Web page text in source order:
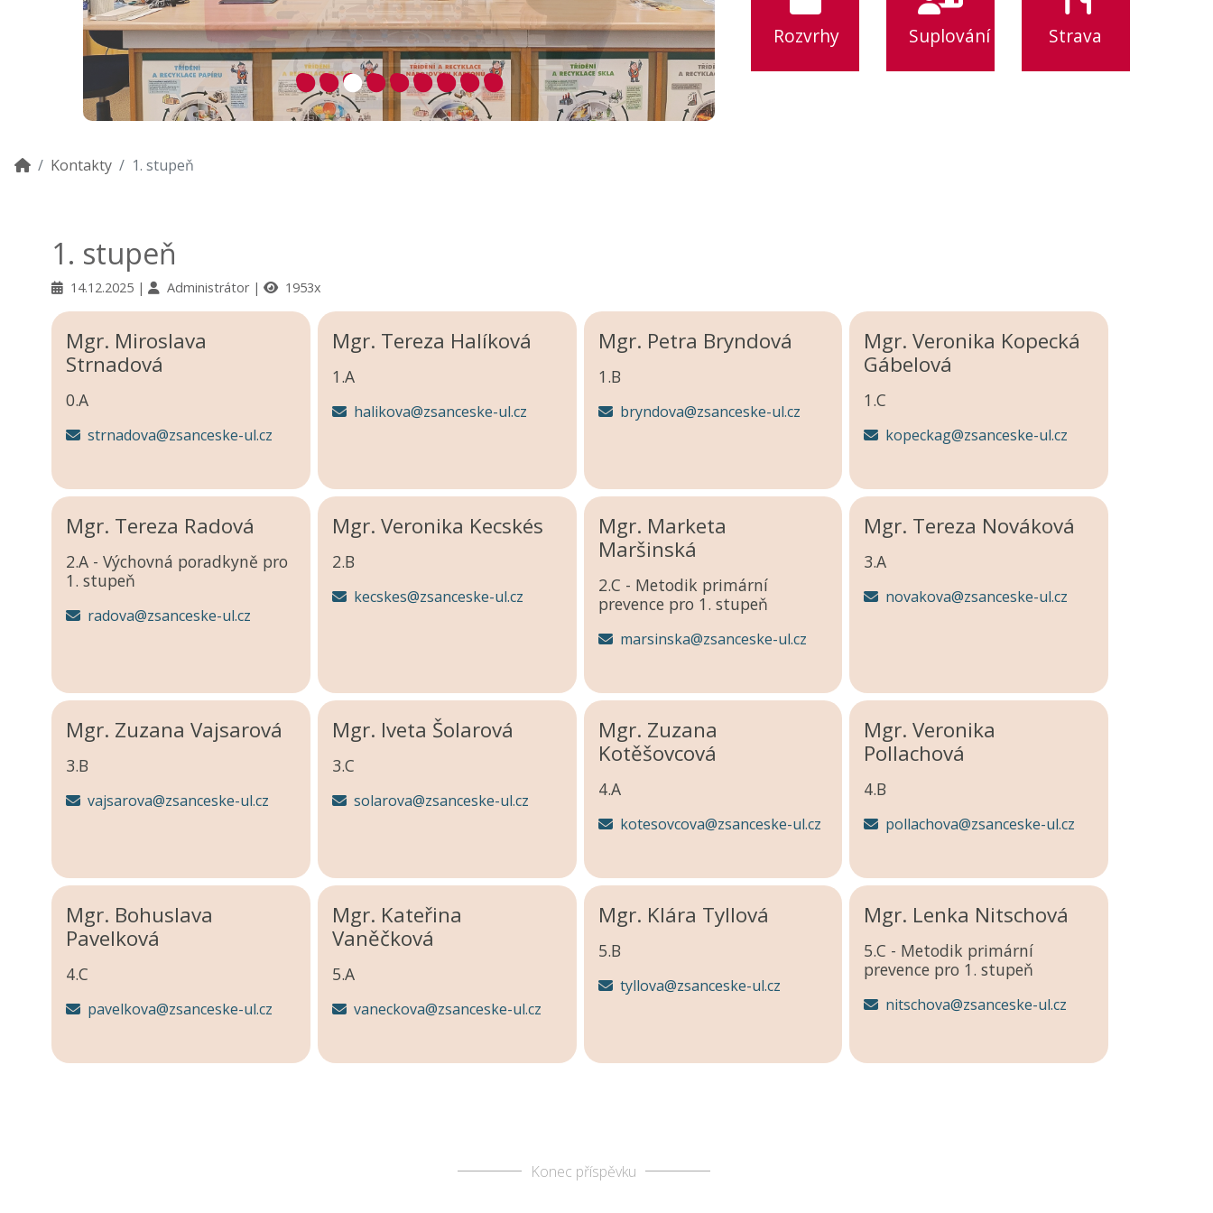
Rozvrhy Suplování Strava
Kontakty 1. stupeň
1. stupeň
14.12.2025 Administrátor 1953x
Mgr. Miroslava
Strnadová
0.A
strnadova@zsanceske-ul.cz
Mgr. Tereza Halíková
1.A
halikova@zsanceske-ul.cz
Mgr. Petra Bryndová
1.B
bryndova@zsanceske-ul.cz
Mgr. Veronika Kopecká
Gábelová
1.C
kopeckag@zsanceske-ul.cz
Mgr. Tereza Radová
2.A - Výchovná poradkyně pro
1. stupeň
radova@zsanceske-ul.cz
Mgr. Veronika Kecskés
2.B
kecskes@zsanceske-ul.cz
Mgr. Marketa
Maršinská
2.C - Metodik primární
prevence pro 1. stupeň
marsinska@zsanceske-ul.cz
Mgr. Tereza Nováková
3.A
novakova@zsanceske-ul.cz
Mgr. Zuzana Vajsarová
3.B
vajsarova@zsanceske-ul.cz
Mgr. Iveta Šolarová
3.C
solarova@zsanceske-ul.cz
Mgr. Zuzana
Kotěšovcová
4.A
kotesovcova@zsanceske-ul.cz
Mgr. Veronika
Pollachová
4.B
pollachova@zsanceske-ul.cz
Mgr. Bohuslava
Pavelková
4.C
pavelkova@zsanceske-ul.cz
Mgr. Kateřina
Vaněčková
5.A
vaneckova@zsanceske-ul.cz
Mgr. Klára Tyllová
5.B
tyllova@zsanceske-ul.cz
Mgr. Lenka Nitschová
5.C - Metodik primární
prevence pro 1. stupeň
nitschova@zsanceske-ul.cz
Konec příspěvku